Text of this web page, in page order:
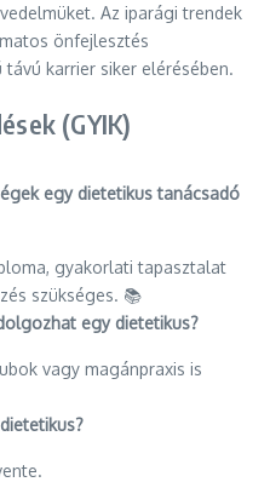
Az iparági trendek
önfejlesztés
karrier siker elérésében.
(GYIK)
egy dietetikus tanácsadó
gyakorlati tapasztalat
szükséges. 📚
egy dietetikus?
vagy magánpraxis is